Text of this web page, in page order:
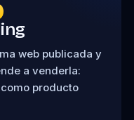
web publicada y
a venderla:
producto